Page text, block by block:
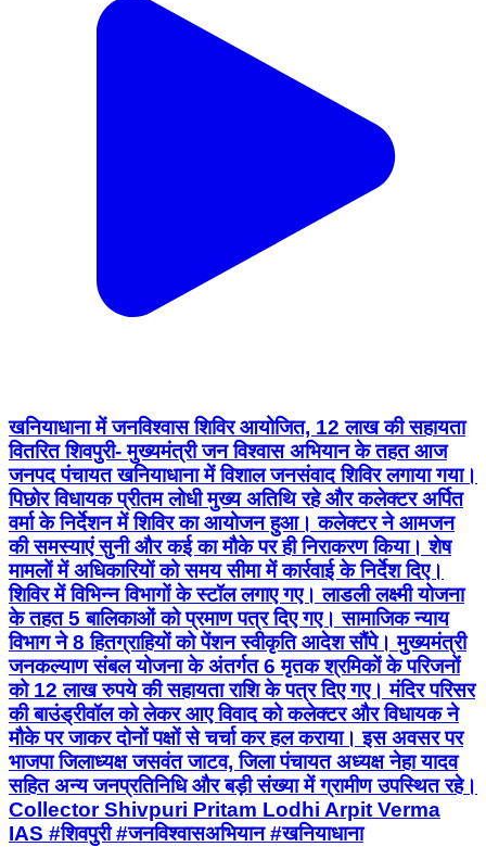
खनियाधाना में जनविश्वास शिविर आयोजित, 12 लाख की सहायता
वितरित शिवपुरी- मुख्यमंत्री जन विश्वास अभियान के तहत आज
जनपद पंचायत खनियाधाना में विशाल जनसंवाद शिविर लगाया गया।
पिछोर विधायक प्रीतम लोधी मुख्य अतिथि रहे और कलेक्टर अर्पित
वर्मा के निर्देशन में शिविर का आयोजन हुआ। कलेक्टर ने आमजन
की समस्याएं सुनी और कई का मौके पर ही निराकरण किया। शेष
मामलों में अधिकारियों को समय सीमा में कार्रवाई के निर्देश दिए।
शिविर में विभिन्न विभागों के स्टॉल लगाए गए। लाडली लक्ष्मी योजना
के तहत 5 बालिकाओं को प्रमाण पत्र दिए गए। सामाजिक न्याय
विभाग ने 8 हितग्राहियों को पेंशन स्वीकृति आदेश सौंपे। मुख्यमंत्री
जनकल्याण संबल योजना के अंतर्गत 6 मृतक श्रमिकों के परिजनों
को 12 लाख रुपये की सहायता राशि के पत्र दिए गए। मंदिर परिसर
की बाउंड्रीवॉल को लेकर आए विवाद को कलेक्टर और विधायक ने
मौके पर जाकर दोनों पक्षों से चर्चा कर हल कराया। इस अवसर पर
भाजपा जिलाध्यक्ष जसवंत जाटव, जिला पंचायत अध्यक्ष नेहा यादव
सहित अन्य जनप्रतिनिधि और बड़ी संख्या में ग्रामीण उपस्थित रहे।
Collector Shivpuri Pritam Lodhi Arpit Verma
IAS #शिवपुरी #जनविश्वासअभियान #खनियाधाना